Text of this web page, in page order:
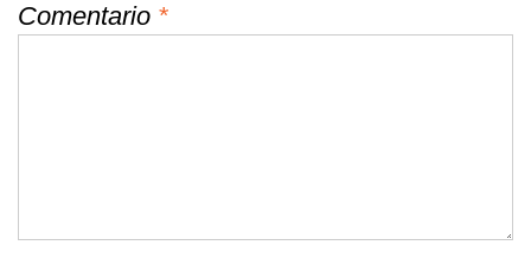
Comentario *